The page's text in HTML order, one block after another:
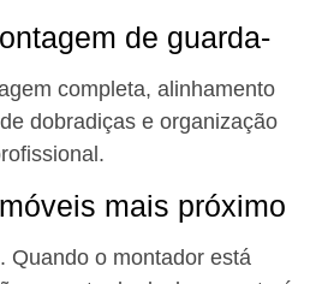
de guarda-
completa, alinhamento
dobradiças e organização
mais próximo
Quando o montador está